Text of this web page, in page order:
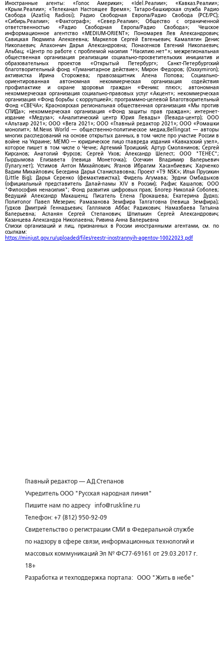
Иностранные агенты: «Голос Америки»; «Idel.Реалии»; «Кавказ.Реалии»;
«Крым.Реалии»; «Телеканал Настоящее Время»; Татаро-башкирская служба Радио
Свобода (Azatliq Radiosi); Радио Свободная Европа/Радио Свобода (PCE/PC);
«Сибирь.Реалии»; «Фактограф»; «Север.Реалии»; Общество с ограниченной
ответственностью «Радио Свободная Европа/Радио Свобода»; Чешское
информационное агентство «MEDIUM-ORIENT»; Пономарев Лев Александрович;
Савицкая Людмила Алексеевна; Маркелов Сергей Евгеньевич; Камалягин Денис
Николаевич; Апахончич Дарья Александровна; Понасенков Евгений Николаевич;
Альбац; «Центр по работе с проблемой насилия "Насилию.нет"»; межрегиональная
общественная организация реализации социально-просветительских инициатив и
образовательных проектов «Открытый Петербург»; Санкт-Петербургский
благотворительный фонд «Гуманитарное действие»; Мирон Федоров; (Oxxxymiron);
активистка Ирина Сторожева; правозащитник Алена Попова; Социально-
ориентированная автономная некоммерческая организация содействия
профилактике и охране здоровья граждан «Феникс плюс»; автономная
некоммерческая организация социально-правовых услуг «Акцент»; некоммерческая
организация «Фонд борьбы с коррупцией»; программно-целевой Благотворительный
Фонд «СВЕЧА»; Красноярская региональная общественная организация «Мы против
СПИДа»; некоммерческая организация «Фонд защиты прав граждан»; интернет-
издание «Медуза»; «Аналитический центр Юрия Левады» (Левада-центр); ООО
«Альтаир 2021»; ООО «Вега 2021»; ООО «Главный редактор 2021»; ООО «Ромашки
монолит»; M.News World — общественно-политическое медиа;Bellingcat — авторы
многих расследований на основе открытых данных, в том числе про участие России в
войне на Украине; МЕМО — юридическое лицо главреда издания «Кавказский узел»,
которое пишет в том числе о Чечне; Артемий Троицкий; Артур Смолянинов; Сергей
Кирсанов; Анатолий Фурсов; Сергей Ухов; Александр Шелест; ООО "ТЕНЕС";
Гырдымова Елизавета (певица Монеточка); Осечкин Владимир Валерьевич
(Гулагу.нет); Устимов Антон Михайлович; Яганов Ибрагим Хасанбиевич; Харченко
Вадим Михайлович; Беседина Дарья Станиславовна; Проект «T9 NSK»; Илья Прусикин
(Little Big); Дарья Серенко (фемактивистка); Фидель Агумава; Эрдни Омбадыков
(официальный представитель Далай-ламы XIV в России); Рафис Кашапов; ООО
"Философия ненасилия"; Фонд развития цифровых прав; Блогер Николай Соболев;
Ведущий Александр Макашенц; Писатель Елена Прокашева; Екатерина Дудко;
Политолог Павел Мезерин; Рамазанова Земфира Талгатовна (певица Земфира);
Гудков Дмитрий Геннадьевич; Галлямов Аббас Радикович; Намазбаева Татьяна
Валерьевна; Асланян Сергей Степанович; Шпилькин Сергей Александрович;
Казанцева Александра Николаевна; Ривина Анна Валерьевна
Списки организаций и лиц, признанных в России иностранными агентами, см. по
ссылкам:
https://minjust.gov.ru/uploaded/files/reestr-inostrannyih-agentov-10022023.pdf
Главный редактор — А.Д.Степанов
Учредитель ООО "Русская народная линия"
Пишите нам по адресу
info@ruskline.ru
Телефон: +7 (812) 950-92-09
Свидетельство о регистрации СМИ в Федеральной службе
по надзору в сфере связи, информационных технологий и
массовых коммуникаций Эл № ФС77-69161 от 29.03.2017 г.
18+
Разработка и техподдержка портала: ООО "Жить в небе"